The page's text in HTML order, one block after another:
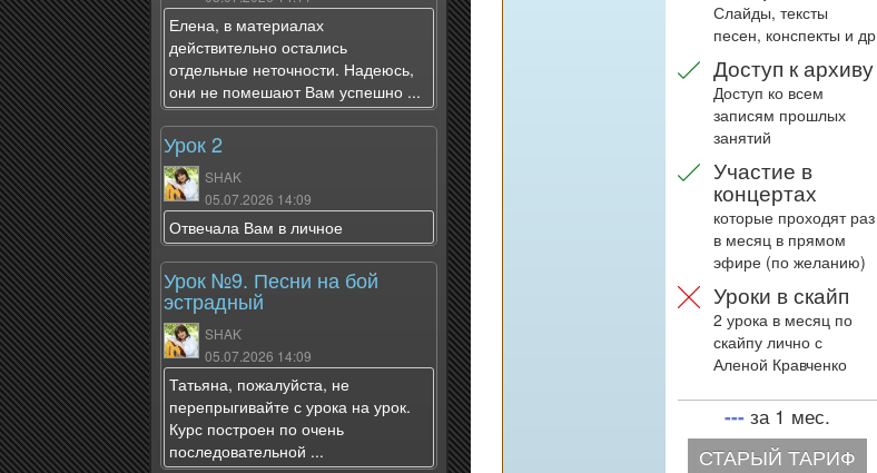
Елена, в материалах
действительно остались
отдельные неточности. Надеюсь,
они не помешают Вам успешно ...
Урок 2
SHAK
05.07.2026 14:09
Отвечала Вам в личное
Урок №9. Песни на бой
эстрадный
SHAK
05.07.2026 14:09
Татьяна, пожалуйста, не
перепрыгивайте с урока на урок.
Курс построен по очень
последовательной ...
Слайды, тексты
песен, конспекты и др
Доступ к архиву
Доступ ко всем
записям прошлых
занятий
Участие в
концертах
которые проходят раз
в месяц в прямом
эфире (по желанию)
Уроки в скайп
2 урока в месяц по
скайпу лично с
Аленой Кравченко
--- за 1 мес.
СТАРЫЙ ТАРИФ